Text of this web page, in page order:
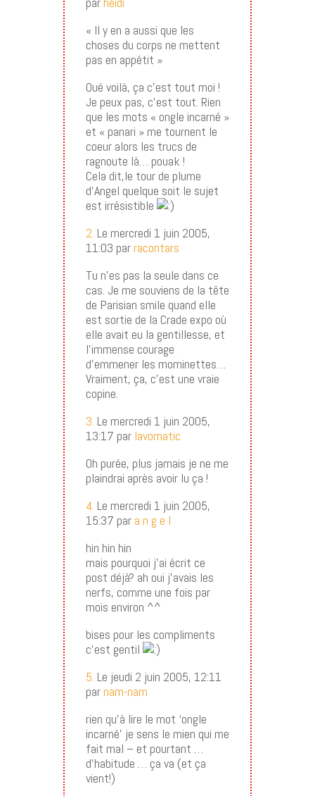
« Il y en a aussi que les
choses du corps ne mettent
pas en appétit »
Oué voilà, ça c’est tout moi !
Je peux pas, c’est tout. Rien
que les mots « ongle incarné »
et « panari » me tournent le
coeur alors les trucs de
ragnoute là… pouak !
Cela dit,le tour de plume
d’Angel quelque soit le sujet
est irrésistible
2. Le mercredi 1 juin 2005,
11:03 parracontars
Tu n’es pas la seule dans ce
cas. Je me souviens de la tête
de Parisian smile quand elle
est sortie de la Crade expo où
elle avait eu la gentillesse, et
l’immense courage
d’emmener les mominettes…
Vraiment, ça, c’est une vraie
copine.
3. Le mercredi 1 juin 2005,
13:17 par lavomatic
Oh purée, plus jamais je ne me
plaindrai après avoir lu ça !
4. Le mercredi 1 juin 2005,
15:37 par a n g e l
hin hin hin
mais pourquoi j’ai écrit ce
post déjà? ah oui j’avais les
nerfs, comme une fois par
mois environ ^^
bises pour les compliments
c’est gentil
5. Le jeudi 2 juin 2005, 12:11
parnam-nam
rien qu’à lire le mot ‘ongle
incarné’ je sens le mien qui me
fait mal – et pourtant …
d’habitude … ça va (et ça
vient!)